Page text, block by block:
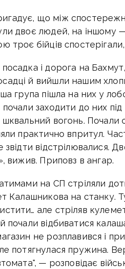
що між
двоє людей, на іншому
троє бійців
і дорога на
й вийшли нашим
група пішла на них у
заходити до них
вогонь. Почали
практично впритул.
звідти відстрілювалися.
вижив. Приповз в ангар.
на СП стріляли
Калашникова на станку.
але стріляв
почали відбиватися
не розплавився і
потягнулася пружина.
— розповідає